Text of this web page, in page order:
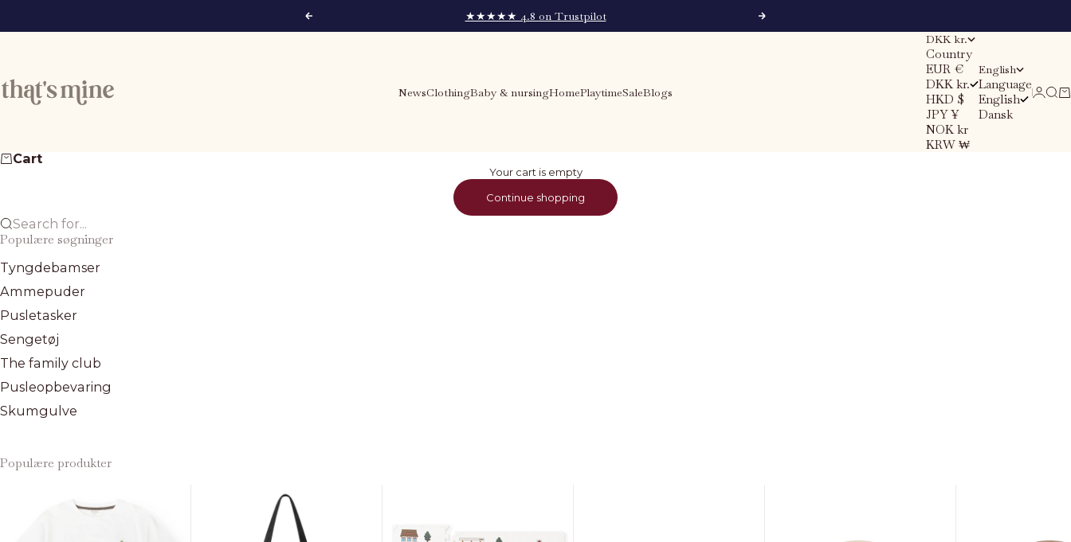
Previous
★★★★★ 4.8 on Trustpilot Next
That's Mine
NewsClothingBaby & nursingHomePlaytimeSaleBlogs
DKK kr.
Country
EUR €
DKK kr.
HKD $
JPY ¥
NOK kr
KRW ₩
English
Language
English
Dansk
Login
Cart
Your cart is empty
Continue shopping
Search for...
Populære søgninger
Tyngdebamser
Ammepuder
Pusletasker
Sengetøj
The family club
Pusleopbevaring
Skumgulve
Populære produkter